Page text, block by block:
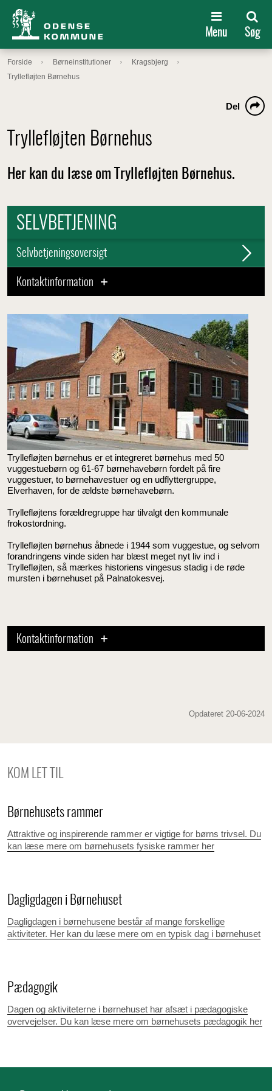
Menu Søg
Forside Børneinstitutioner
Kragsbjerg
Tryllefløjten Børnehus
Tryllefløjten Børnehus
Del
Her kan du læse om Tryllefløjten Børnehus.
SELVBETJENING
Selvbetjeningsoversigt
Kontaktinformation
Tryllefløjten børnehus er et integreret børnehus med 50
vuggestuebørn og 61-67 børnehavebørn fordelt på fire
vuggestuer, to børnehavestuer og en udflyttergruppe,
Elverhaven, for de ældste børnehavebørn.
Tryllefløjtens forældregruppe har tilvalgt den kommunale
frokostordning.
Tryllefløjten børnehus åbnede i 1944 som vuggestue, og selvom
forandringens vinde siden har blæst meget nyt liv ind i
Tryllefløjten, så mærkes historiens vingesus stadig i de røde
mursten i børnehuset på Palnatokesvej.
Kontaktinformation
Opdateret 20-06-2024
KOM LET TIL
Børnehusets rammer
Attraktive og inspirerende rammer er vigtige for børns trivsel. Du
kan læse mere om børnehusets fysiske rammer her
Dagligdagen i Børnehuset
Dagligdagen i børnehusene består af mange forskellige
aktiviteter. Her kan du læse mere om en typisk dag i børnehuset
Pædagogik
Dagen og aktiviteterne i børnehuset har afsæt i pædagogiske
overvejelser. Du kan læse mere om børnehusets pædagogik her